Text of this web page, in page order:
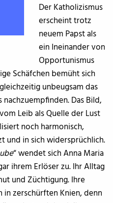
Der Katholizismus
erscheint trotz
neuem Papst als
ein Ineinander von
Opportunismus
Schäfchen bemüht sich
unbeugsam das
Das Bild,
Leib als Quelle der Lust
noch harmonisch,
und in sich widersprüchlich.
“ wendet sich Anna Maria
ihrem Erlöser zu. Ihr Alltag
und Züchtigung. Ihre
in zerschürften Knien, denn